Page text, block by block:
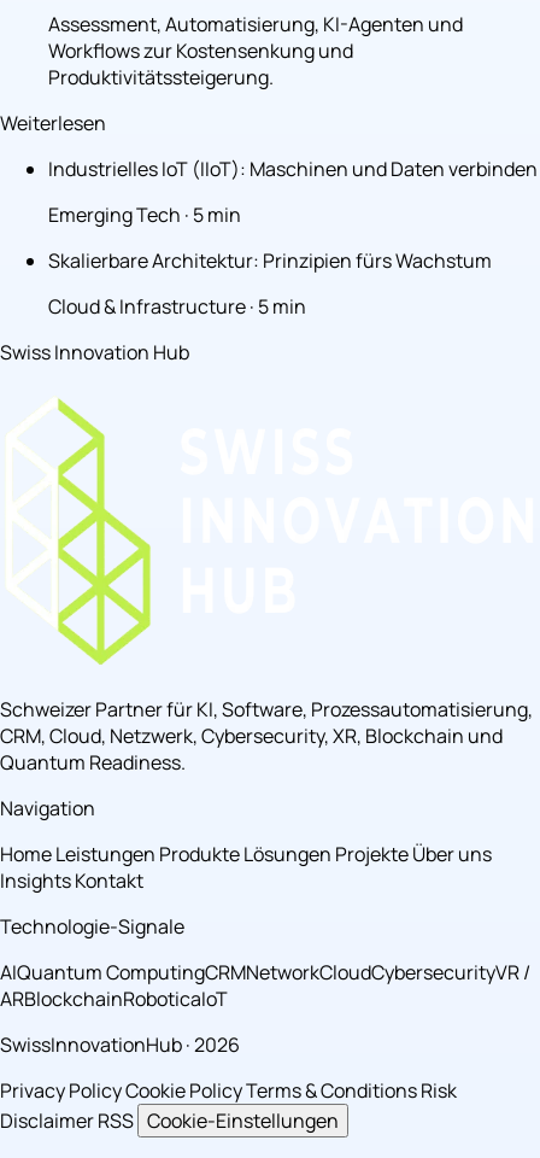
Assessment, Automatisierung, KI-Agenten und
Workflows zur Kostensenkung und
Produktivitätssteigerung.
Weiterlesen
Industrielles IoT (IIoT): Maschinen und Daten verbinden
Emerging Tech · 5 min
Skalierbare Architektur: Prinzipien fürs Wachstum
Cloud & Infrastructure · 5 min
Swiss Innovation Hub
Schweizer Partner für KI, Software, Prozessautomatisierung,
CRM, Cloud, Netzwerk, Cybersecurity, XR, Blockchain und
Quantum Readiness.
Navigation
HomeLeistungen ProdukteLösungen ProjekteÜber uns
InsightsKontakt
Technologie-Signale
AIQuantum ComputingCRMNetworkCloudCybersecurityVR /
ARBlockchainRoboticaIoT
SwissInnovationHub · 2026
Privacy PolicyCookie PolicyTerms & ConditionsRisk
DisclaimerRSS Cookie-Einstellungen